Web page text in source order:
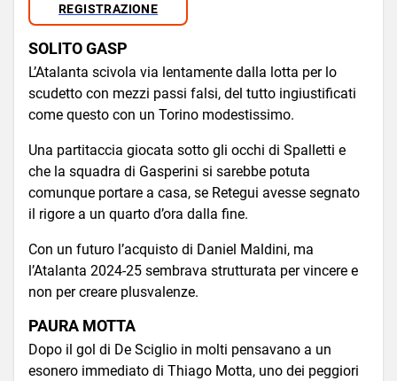
REGISTRAZIONE
SOLITO GASP
L’Atalanta scivola via lentamente dalla lotta per lo
scudetto con mezzi passi falsi, del tutto ingiustificati
come questo con un Torino modestissimo.
Una partitaccia giocata sotto gli occhi di Spalletti e
che la squadra di Gasperini si sarebbe potuta
comunque portare a casa, se Retegui avesse segnato
il rigore a un quarto d’ora dalla fine.
Con un futuro l’acquisto di Daniel Maldini, ma
l’Atalanta 2024-25 sembrava strutturata per vincere e
non per creare plusvalenze.
PAURA MOTTA
Dopo il gol di De Sciglio in molti pensavano a un
esonero immediato di Thiago Motta, uno dei peggiori